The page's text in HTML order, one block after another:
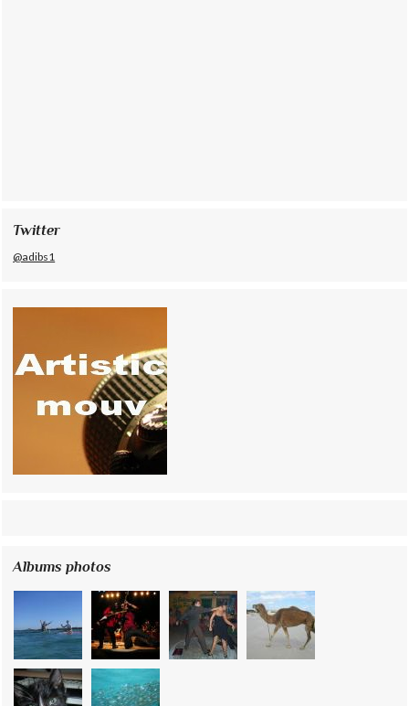
Twitter
@adibs1
Albums photos